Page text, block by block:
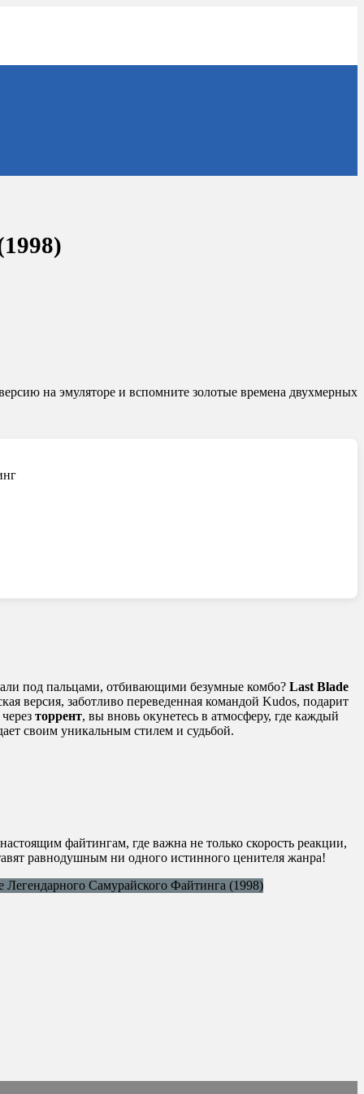
на эмуляторе и вспомните золотые времена двухмерных
под пальцами, отбивающими безумные комбо? Last Blade
версия, заботливо переведенная командой Kudos, подарит
через торрент, вы вновь окунетесь в атмосферу, где каждый
своим уникальным стилем и судьбой.
файтингам, где важна не только скорость реакции,
равнодушным ни одного истинного ценителя жанра!